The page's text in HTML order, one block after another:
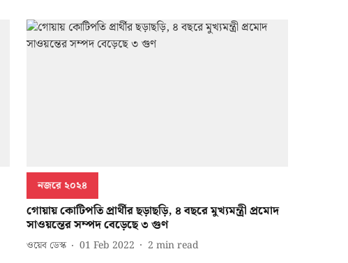
নজরে ২০২৪
গোয়ায় কোটিপতি প্রার্থীর ছড়াছড়ি, ৪ বছরে মুখ্যমন্ত্রী প্রমোদ
সাওয়ন্তের সম্পদ বেড়েছে ৩ গুণ
ওয়েব ডেস্ক 01 Feb 2022 2 min read